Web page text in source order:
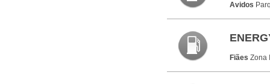
Avidos
Fiães Zona